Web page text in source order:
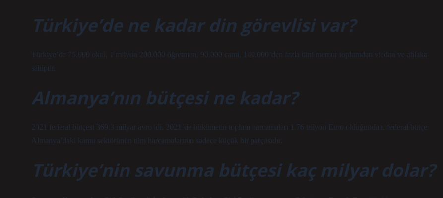
Türkiye’de ne kadar din görevlisi var?
Türkiye’de 75.000 okul, 1 milyon 200.000 öğretmen, 90.000 cami, 140.000’den fazla dini memur toplumdan vicdan ve ahlaka
sahiptir.
Almanya’nın bütçesi ne kadar?
2021 federal bütçesi 369,3 milyar avro idi. 2021’de hükümetin toplam harcamaları 1.76 trilyon Euro olduğundan, federal bütçe
Almanya’daki kamu sektörünün tüm harcamalarının sadece küçük bir parçasıdır.
Türkiye’nin savunma bütçesi kaç milyar dolar?